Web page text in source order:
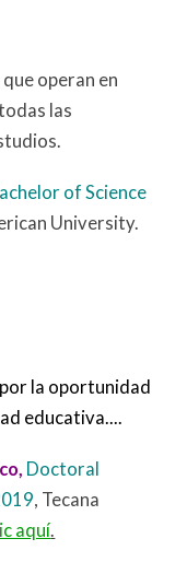
operan en
las
of Science
University.
la oportunidad
educativa....
Doctoral
, Tecana
aquí.